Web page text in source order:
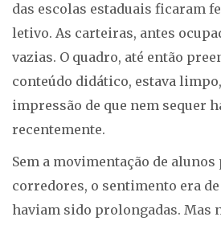
das escolas estaduais ficaram
letivo. As carteiras, antes
vazias. O quadro, até então
conteúdo didático, estava
impressão de que nem sequer
recentemente.
Sem a movimentação de alunos
corredores, o sentimento era
haviam sido prolongadas. Mas